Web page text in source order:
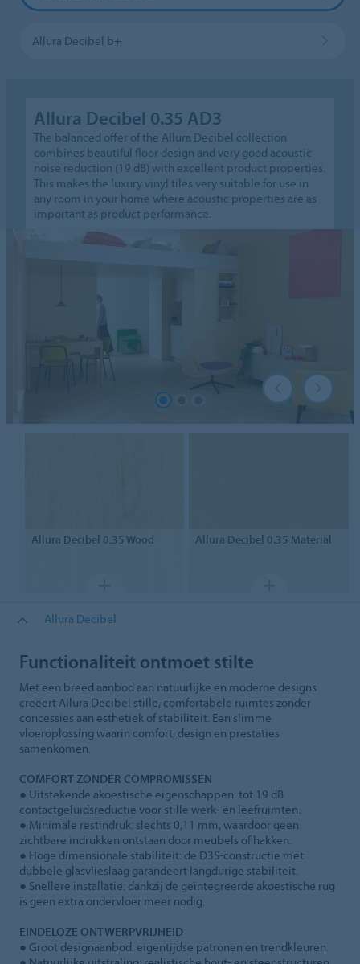
Allura Decibel b+
Allura Decibel 0.35 AD3
The balanced offer of the Allura Decibel collection
combines beautiful floor design and very good acoustic
noise reduction (19 dB) with excellent product properties.
This makes the luxury vinyl tiles very suitable for use in
any room in your home where acoustic properties are as
important as product performance.
Allura Decibel 0.35 Wood Allura Decibel 0.35 Material
Allura Decibel
Functionaliteit ontmoet stilte
Met een breed aanbod aan natuurlijke en moderne designs
creëert Allura Decibel stille, comfortabele ruimtes zonder
concessies aan esthetiek of stabiliteit. Een slimme
vloeroplossing waarin comfort, design en prestaties
samenkomen.
COMFORT ZONDER COMPROMISSEN
● Uitstekende akoestische eigenschappen: tot 19 dB
contactgeluidsreductie voor stille werk- en leefruimten.
● Minimale restindruk: slechts 0,11 mm, waardoor geen
zichtbare indrukken ontstaan door meubels of hakken.
● Hoge dimensionale stabiliteit: de D3S‑constructie met
dubbele glasvlieslaag garandeert langdurige stabiliteit.
● Snellere installatie: dankzij de geïntegreerde akoestische rug
is geen extra ondervloer meer nodig.
EINDELOZE ONTWERPVRIJHEID
● Groot designaanbod: eigentijdse patronen en trendkleuren.